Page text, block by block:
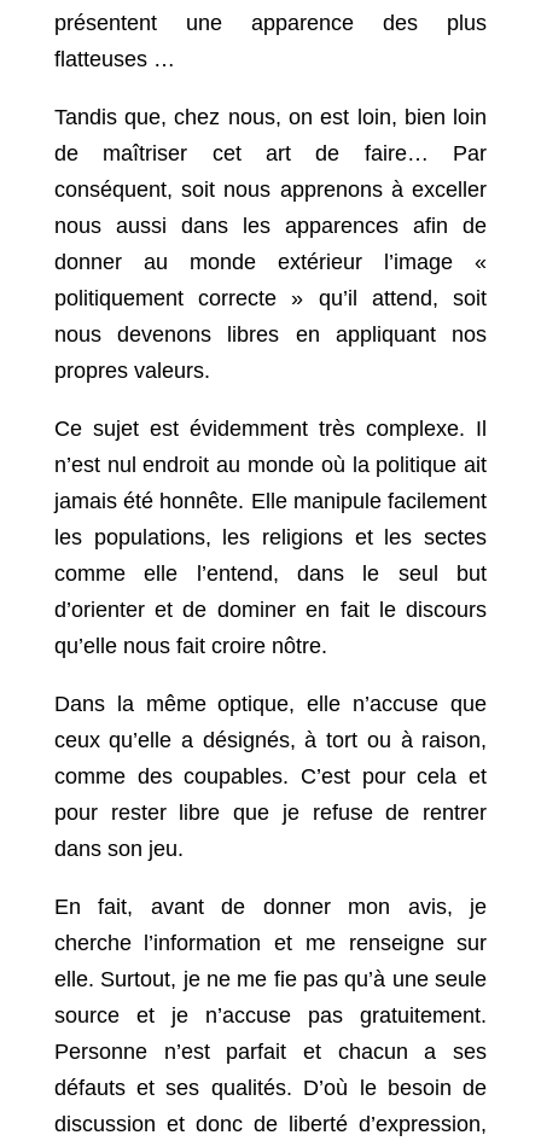
présentent une apparence des plus
flatteuses …
Tandis que, chez nous, on est loin, bien loin
de maîtriser cet art de faire… Par
conséquent, soit nous apprenons à exceller
nous aussi dans les apparences afin de
donner au monde extérieur l’image «
politiquement correcte » qu’il attend, soit
nous devenons libres en appliquant nos
propres valeurs.
Ce sujet est évidemment très complexe. Il
n’est nul endroit au monde où la politique ait
jamais été honnête. Elle manipule facilement
les populations, les religions et les sectes
comme elle l’entend, dans le seul but
d’orienter et de dominer en fait le discours
qu’elle nous fait croire nôtre.
Dans la même optique, elle n’accuse que
ceux qu’elle a désignés, à tort ou à raison,
comme des coupables. C’est pour cela et
pour rester libre que je refuse de rentrer
dans son jeu.
En fait, avant de donner mon avis, je
cherche l’information et me renseigne sur
elle. Surtout, je ne me fie pas qu’à une seule
source et je n’accuse pas gratuitement.
Personne n’est parfait et chacun a ses
défauts et ses qualités. D’où le besoin de
discussion et donc de liberté d’expression,